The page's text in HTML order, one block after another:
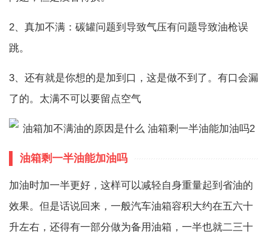
2、真加不满：碳罐问题到导致气压有问题导致油枪误
跳。
3、还有就是你想的是加到口，这是做不到了。有口会漏
了的。太满不可以要留点空气
油箱剩一半油能加油吗
加油时加一半更好，这样可以减轻自身重量起到省油的
效果。但是话说回来，一般汽车油箱容积大约在五六十
升左右，还得有一部分做为备用油箱，一半也就二三十